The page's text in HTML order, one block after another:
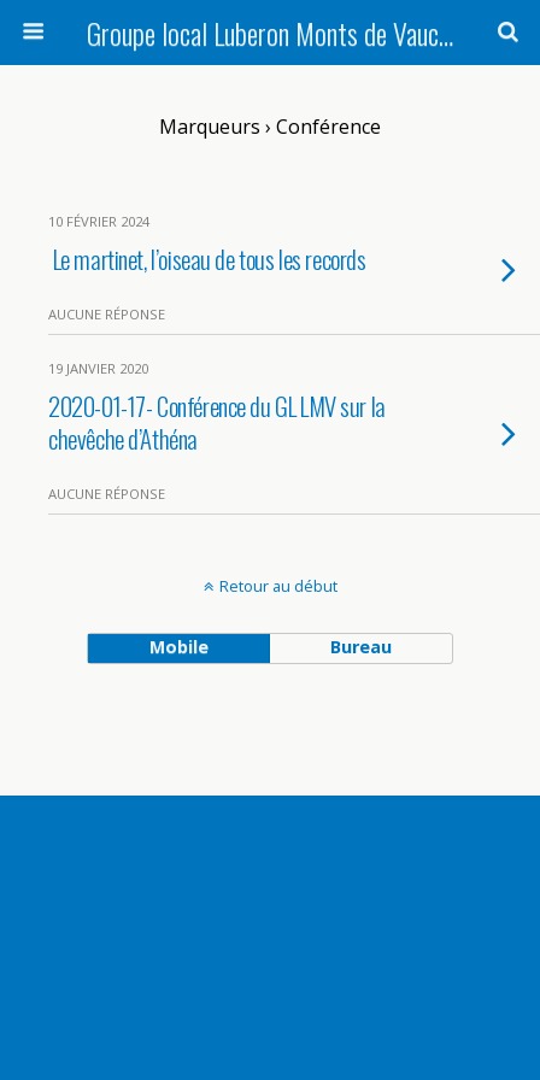
Groupe local Luberon Monts de Vaucluse
Marqueurs › Conférence
10 FÉVRIER 2024
Le martinet, l’oiseau de tous les records
AUCUNE RÉPONSE
19 JANVIER 2020
2020-01-17- Conférence du GL LMV sur la
chevêche d’Athéna
AUCUNE RÉPONSE
Retour au début
Mobile Bureau